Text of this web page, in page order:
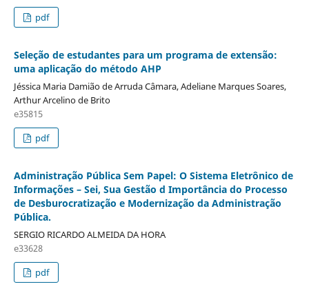
pdf
Seleção de estudantes para um programa de extensão:
uma aplicação do método AHP
Jéssica Maria Damião de Arruda Câmara, Adeliane Marques Soares,
Arthur Arcelino de Brito
e35815
pdf
Administração Pública Sem Papel: O Sistema Eletrônico de
Informações – Sei, Sua Gestão d Importância do Processo
de Desburocratização e Modernização da Administração
Pública.
SERGIO RICARDO ALMEIDA DA HORA
e33628
pdf